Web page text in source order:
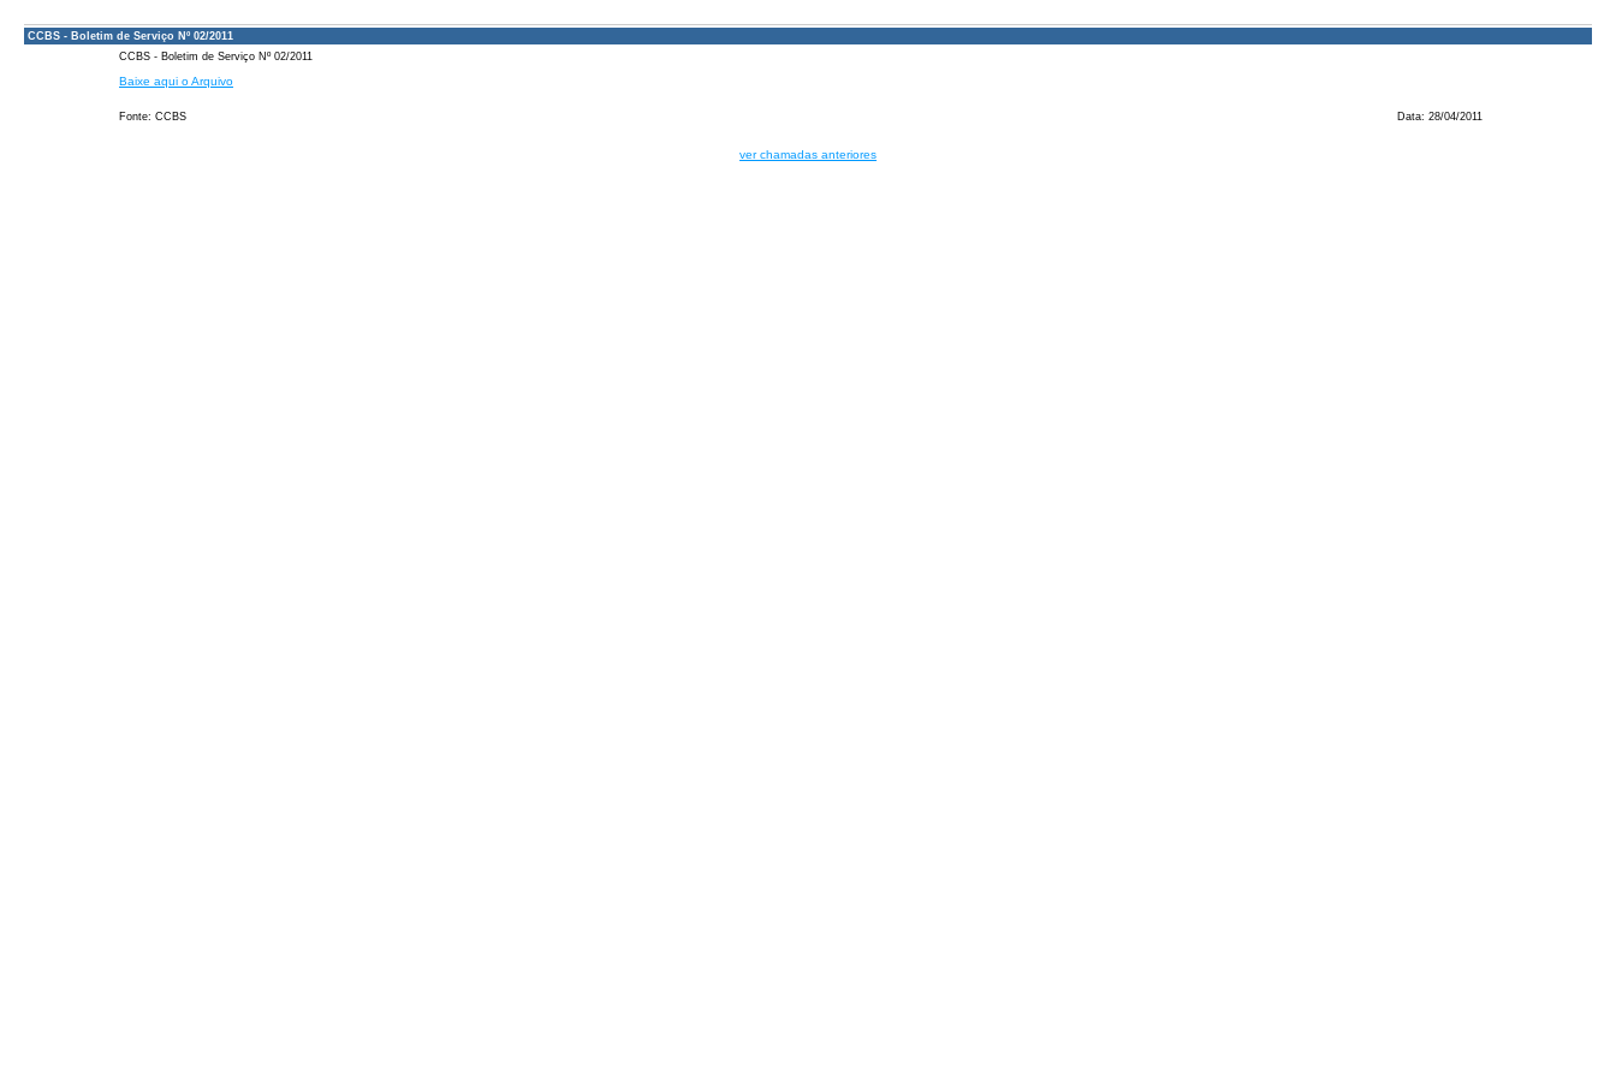
CCBS - Boletim de Serviço Nº 02/2011
CCBS - Boletim de Serviço Nº 02/2011
Baixe aqui o Arquivo
Fonte: CCBS Data: 28/04/2011
ver chamadas anteriores